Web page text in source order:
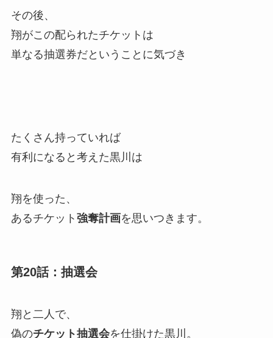
その後、
翔がこの配られたチケットは
単なる抽選券だということに気づき
たくさん持っていれば
有利になると考えた黒川は
翔を使った、
あるチケット 強奪計画を思いつきます。
第20話：抽選会
翔と二人で、
偽のチケット抽選会を仕掛けた黒川。